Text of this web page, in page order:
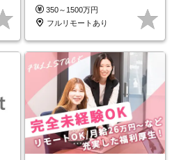
350～1500万円
フルリモートあり